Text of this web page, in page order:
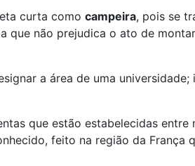
curta como campeira, pois se
que não prejudica o ato de
a área de uma universidade;
que estão estabelecidas entre
feito na região da França